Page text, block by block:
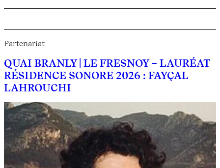
Partenariat
QUAI BRANLY | LE FRESNOY – LAURÉAT
RÉSIDENCE SONORE 2026 : FAYÇAL
LAHROUCHI